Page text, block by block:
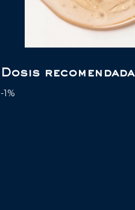
Dosis recomendada
-1%